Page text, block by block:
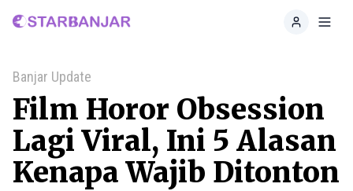
Home
Banjar Update
Film Horor Obsession
Lagi Viral, Ini 5 Alasan
Kenapa Wajib Ditonton